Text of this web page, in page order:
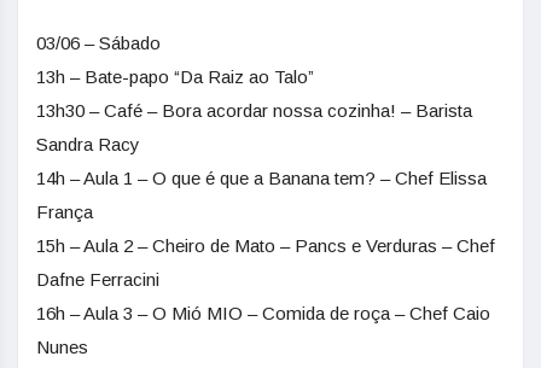
03/06 – Sábado
13h – Bate-papo “Da Raiz ao Talo”
13h30 – Café – Bora acordar nossa cozinha! – Barista
Sandra Racy
14h – Aula 1 – O que é que a Banana tem? – Chef Elissa
França
15h – Aula 2 – Cheiro de Mato – Pancs e Verduras – Chef
Dafne Ferracini
16h – Aula 3 – O Mió MIO – Comida de roça – Chef Caio
Nunes